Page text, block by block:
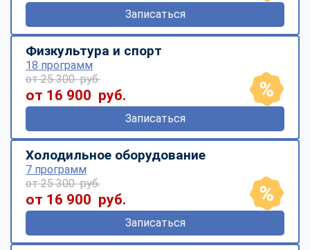
Записаться
Физкультура и спорт
18 программ
от 25 300 руб.
от 16 900 руб.
Записаться
Холодильное оборудование
7 программ
от 25 300 руб.
от 16 900 руб.
Записаться